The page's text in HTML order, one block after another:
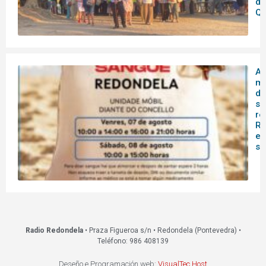
A
Radio Redondela• Praza Figueroa s/n • Redondela (Pontevedra) •
Teléfono: 986 408139
Deseño e Programación web: VisualTec Host